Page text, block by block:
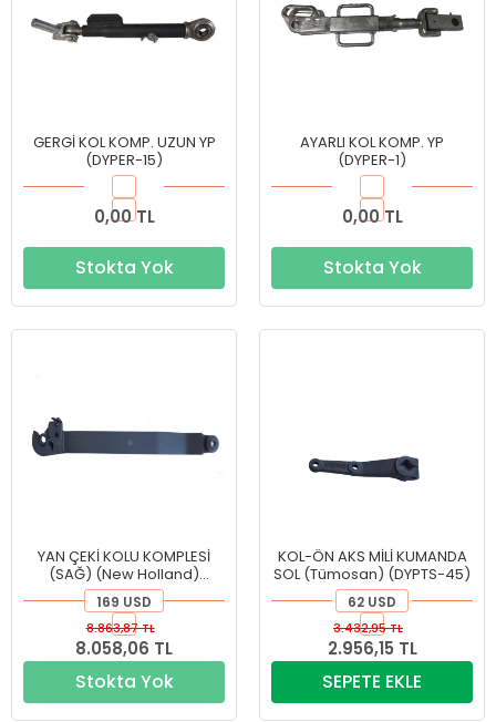
GERGİ KOL KOMP. UZUN YP
(DYPER-15)
0,00 TL
Stokta Yok
AYARLI KOL KOMP. YP
(DYPER-1)
0,00 TL
Stokta Yok
YAN ÇEKİ KOLU KOMPLESİ
(SAĞ) (New Holland)
(DYPTT-8)
169 USD
8.058,06 TL
8.863,87 TL
Stokta Yok
KOL-ÖN AKS MİLİ KUMANDA
SOL (Tümosan) (DYPTS-45)
62 USD
2.956,15 TL
3.432,95 TL
SEPETE EKLE